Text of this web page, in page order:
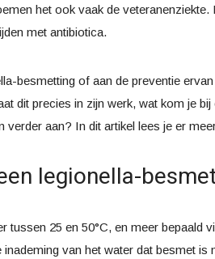
het ook vaak de veteranenziekte.
met antibiotica.
besmetting of aan de preventie
dit precies in zijn werk, wat kom je bij
aan? In dit artikel lees je er
legionella-
tussen 25 en 50°C, en meer bepaald
van het water dat besmet is